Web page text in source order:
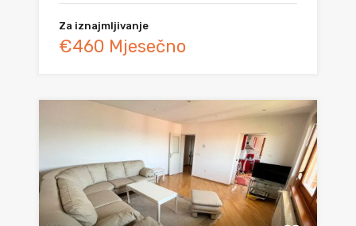
Za iznajmljivanje
€460 Mjesečno